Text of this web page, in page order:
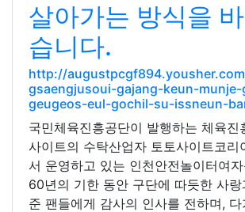
살아가는 방식을
습니다.
http://
gsaengjusoui-gajang-keun-
geugeos-eul-gochil-su-issneun-
국민체육진흥공단이 발행하는 체육진
사이트의 수탁산업자 토토사이트코리
서 운영하고 있는 인천안전놀이터여
60년의 기한 동안 구단에 따듯한 사랑
준 팬들에게 감사의 인사를 전하며,